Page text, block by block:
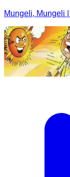
Mungeli, Mungeli